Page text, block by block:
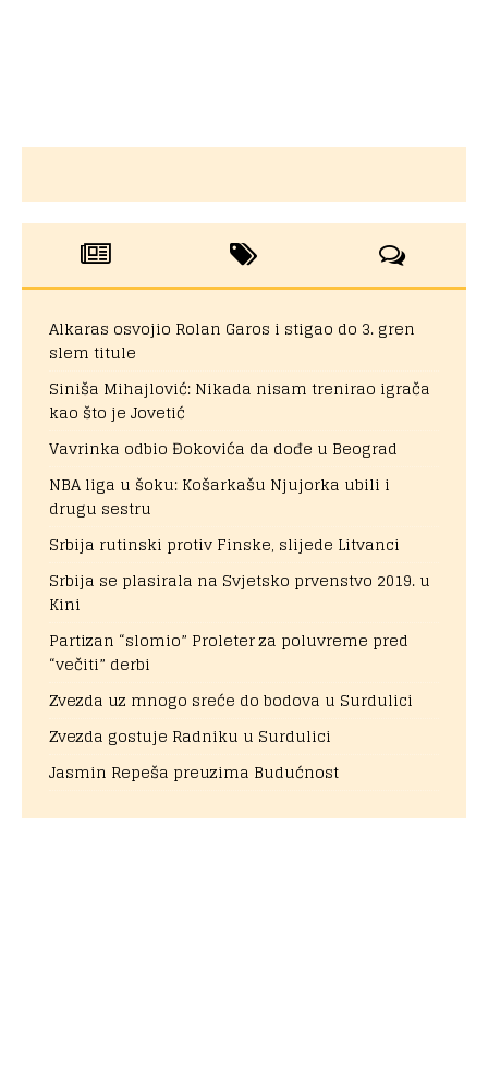
Alkaras osvojio Rolan Garos i stigao do 3. gren
slem titule
Siniša Mihajlović: Nikada nisam trenirao igrača
kao što je Jovetić
Vavrinka odbio Đokovića da dođe u Beograd
NBA liga u šoku: Košarkašu Njujorka ubili i
drugu sestru
Srbija rutinski protiv Finske, slijede Litvanci
Srbija se plasirala na Svjetsko prvenstvo 2019. u
Kini
Partizan “slomio” Proleter za poluvreme pred
“večiti” derbi
Zvezda uz mnogo sreće do bodova u Surdulici
Zvezda gostuje Radniku u Surdulici
Jasmin Repeša preuzima Budućnost